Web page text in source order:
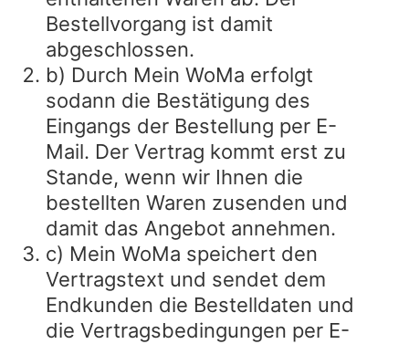
Bestellvorgang ist damit
abgeschlossen.
b) Durch Mein WoMa erfolgt
sodann die Bestätigung des
Eingangs der Bestellung per E-
Mail. Der Vertrag kommt erst zu
Stande, wenn wir Ihnen die
bestellten Waren zusenden und
damit das Angebot annehmen.
c) Mein WoMa speichert den
Vertragstext und sendet dem
Endkunden die Bestelldaten und
die Vertragsbedingungen per E-